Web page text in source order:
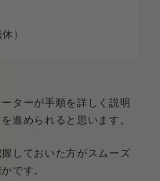
）
ターが手順を詳しく説明
進められると思います。
しておいた方がスムーズ
です。